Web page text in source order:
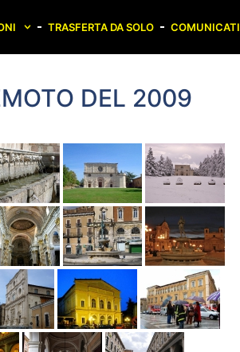
TRASFERTA DA SOLO COMUNICATI
DEL 2009